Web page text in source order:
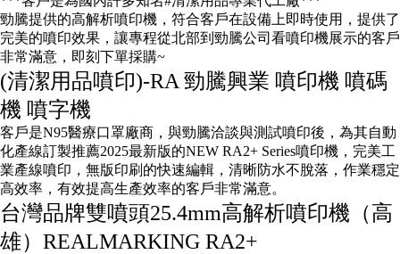
勁騰提供的高解析噴印機，符合客戶在設備上即時使用，提供了
完美的噴印效果，讓專程從北部到勁騰公司看噴印機展示的客戶
非常滿意，即刻下單採購~
(清潔用品噴印)-RA 勁騰興業 噴印機 噴碼
機 噴字機
客戶是N95醫療口罩廠商，與勁騰洽談與測試噴印後，為其自動
化產線訂製推薦2025最新版的NEW RA2+ Series噴印機，完美工
業產線噴印，無版印刷的快速編輯，清晰防水不脫落，作業穩定
高效率，有效提高生產效率的客戶非常滿意。
台灣品牌雙噴頭25.4mm高解析噴印機（高
雄）REALMARKING RA2+